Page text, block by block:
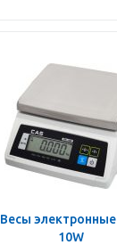
Весы электронные
10W